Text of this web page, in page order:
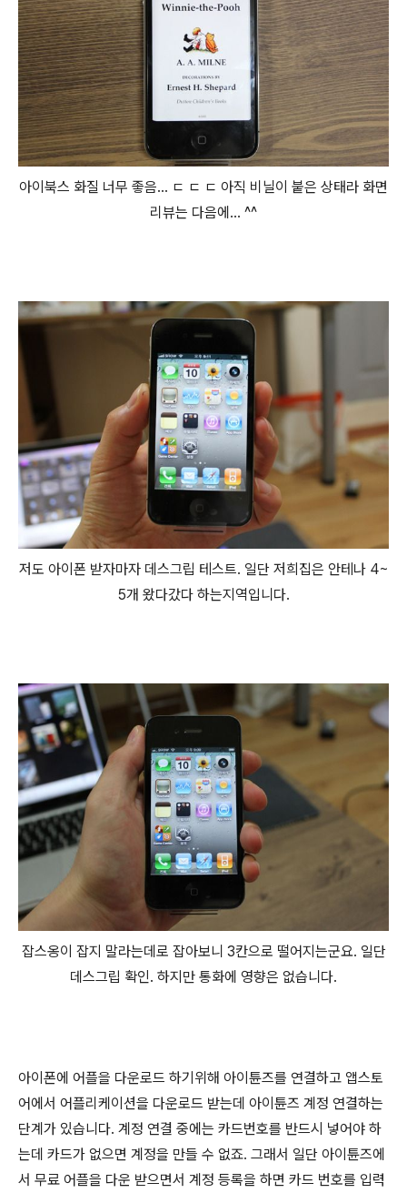
아이북스 화질 너무 좋음... ㄷ ㄷ ㄷ 아직 비닐이 붙은 상태라 화면
리뷰는 다음에... ^^
저도 아이폰 받자마자 데스그립 테스트. 일단 저희집은 안테나 4~
5개 왔다갔다 하는지역입니다.
잡스옹이 잡지 말라는데로 잡아보니 3칸으로 떨어지는군요. 일단
데스그립 확인. 하지만 통화에 영향은 없습니다.
아이폰에 어플을 다운로드 하기위해 아이튠즈를 연결하고 앱스토
어에서 어플리케이션을 다운로드 받는데 아이튠즈 계정 연결하는
단계가 있습니다. 계정 연결 중에는 카드번호를 반드시 넣어야 하
는데 카드가 없으면 계정을 만들 수 없죠. 그래서 일단 아이튠즈에
서 무료 어플을 다운 받으면서 계정 등록을 하면 카드 번호를 입력